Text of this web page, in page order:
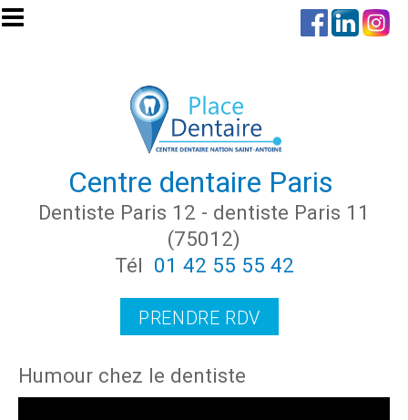
Aller au contenu principal
Centre dentaire Paris
Dentiste Paris 12 - dentiste Paris 11
(75012)
Tél 01 42 55 55 42
PRENDRE RDV
Humour chez le dentiste